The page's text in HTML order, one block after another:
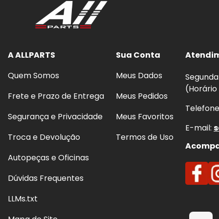
Frenagens mais seguras
Redução de ruídos
Proteção do disco:
A ALLPARTS
Quem Somos
Frete e Prazo de Entrega
Segurança e Privacidade
Troca e Devolução
Autopeças e Oficinas
Dúvidas Frequentes
LLMs.txt
Sua Conta
Meus Dados
Meus Pedidos
Meus Favoritos
Termos de Uso
E-mail: